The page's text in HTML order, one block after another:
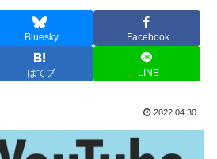
Bluesky Facebook
はてブ LINE
2022.04.30